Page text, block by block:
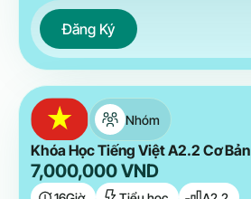
Đăng Ký
Nhóm
Khóa Học Tiếng Việt A2.2 Cơ Bản
7,000,000VND